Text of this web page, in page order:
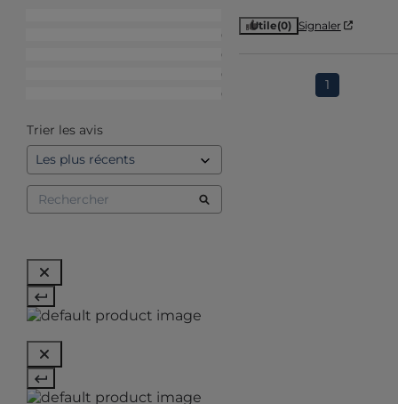
0
0
0
0
Trier les avis
Utile(0) Signaler
1